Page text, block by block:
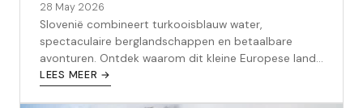
28 May 2026
Slovenië combineert turkooisblauw water,
spectaculaire berglandschappen en betaalbare
avonturen. Ontdek waarom dit kleine Europese land
de perfecte groepsreisbestemming is voor jou en je
LEES MEER →